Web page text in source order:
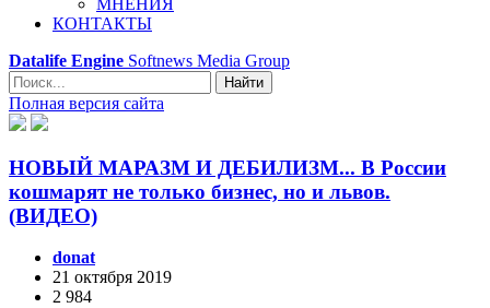
КОНТАКТЫ
Datalife Engine Softnews Media Group
Найти
Полная версия сайта
НОВЫЙ МАРАЗМ И ДЕБИЛИЗМ... В России
кошмарят не только бизнес, но и львов.
(ВИДЕО)
donat
21 октября 2019
2 984